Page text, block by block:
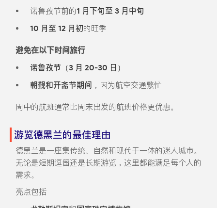
诺鲁孜节前的1 月下旬至 3 月中旬
10 月至 12 月初的旺季
避免在以下时间旅行
诺鲁孜节（3 月 20-30 日）
朝觐和开斋节期间 ，因为航空交通繁忙
周中的航班通常比周末出发的航班价格更优惠。
游览德黑兰的最佳理由
德黑兰是一座集传统、自然和现代于一体的迷人城市。
无论是短期逗留还是长期游览，这里都能满足每个人的
需求。
亮点包括